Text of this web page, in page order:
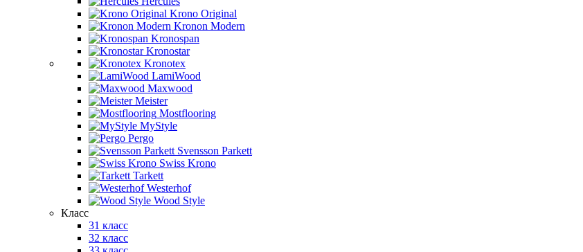
Krono Original
Kronon Modern
Kronospan
Kronostar
Kronotex
LamiWood
Maxwood
Meister
Mostflooring
MyStyle
Pergo
Svensson Parkett
Swiss Krono
Tarkett
Westerhof
Wood Style
Класс
31 класс
32 класс